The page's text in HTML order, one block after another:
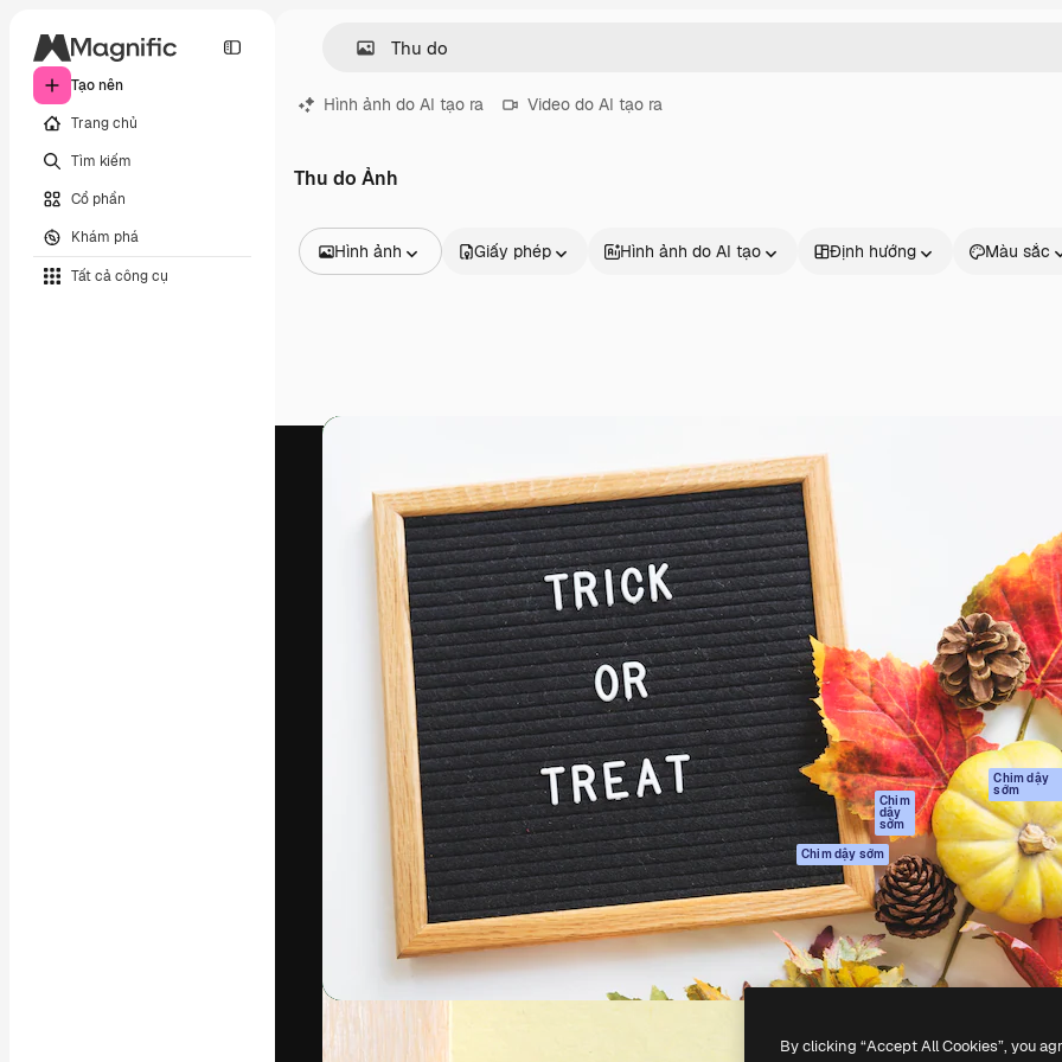
Tạo nên
Trang chủ
Tìm kiếm
Cổ phần
Khám phá
Tất cả công cụ
Hình ảnh do AI tạo ra Video do AI tạo ra
Thu do Ảnh
Hình ảnh
Video
Mẫu video.
Biểu tượng
Phông chữ
Giấy phép Hình ảnh do AI tạo Định hướng Màu sắc
Nền tảng sáng tạo giúp bạn làm chủ những
tác phẩm xuất sắc nhất. Hơn 1 triệu người
đăng ký đến từ các nhà sáng tạo, doanh
nghiệp, agency và studio.
Tiếng Việt
Sản phẩm
Spaces
Trợ Lý AI
Trình tạo hình ảnh
AI
Trình tạo video AI
Máy phát giọng nói
AI
Nội dung kho
MCP dành cho
Claude/ChatGPT
Chim
dậy
sớm
Agents Chim dậy sớm
Giao diện lập trình
ứng dụng (API)
Ứng dụng di động
Tất cả các công cụ
Magnific
Academy
Tài liệu
Hỗ trợ
Điều khoản sử
dụng
Chính sách bảo
mật
Bản
gốc
Chim dậy
sớm
Chính sách
Trung tâm tin cậy
Đối tác liên kết
Công ty
By clicking “Accept All Cookies”, you